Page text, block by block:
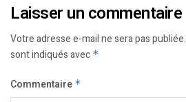
Laisser un commentaire
Votre adresse e-mail ne sera pas publiée.
sont indiqués avec *
Commentaire *